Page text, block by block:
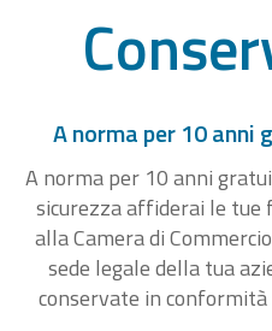
A norma per 10
A norma per 10 anni
sicurezza affiderai le
alla Camera di
sede legale della tua
conservate in